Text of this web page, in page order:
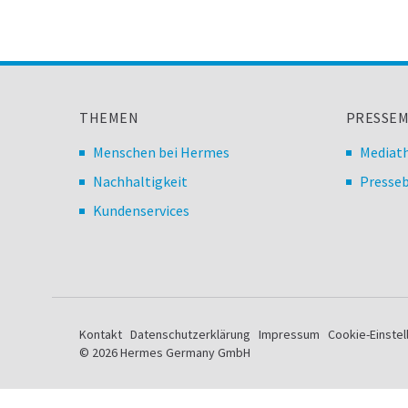
THEMEN
Menschen bei Hermes
Nachhaltigkeit
Kundenservices
Kontakt Datenschutzerklärung Impressum Cookie-
© 2026 Hermes Germany GmbH